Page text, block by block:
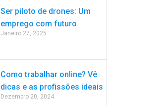
Ser piloto de drones: Um
emprego com futuro
Janeiro 27, 2025
Como trabalhar online? Vê
dicas e as profissões ideais
Dezembro 20, 2024